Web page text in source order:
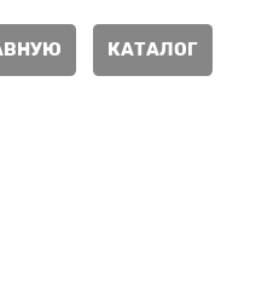
КАТАЛОГ